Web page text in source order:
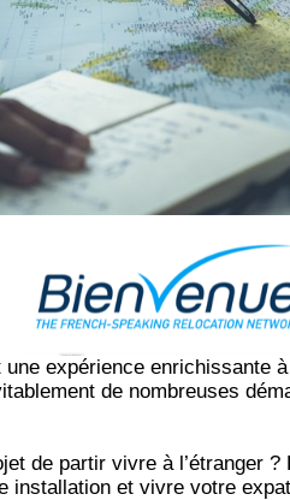
une expérience enrichissante
de nombreuses
de partir vivre à l’étranger
installation et vivre votre